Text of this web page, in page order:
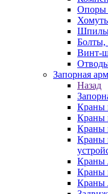
Опоры
Болты,
Винт-
Запорная
Назад
Краны
Краны
Краны
Краны
Краны
Краны
Краны